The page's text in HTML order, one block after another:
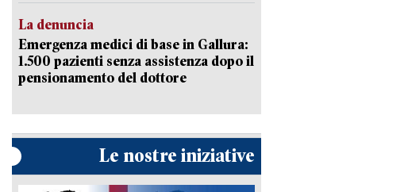
La denuncia
Emergenza medici di base in Gallura:
1.500 pazienti senza assistenza dopo il
pensionamento del dottore
Le nostre iniziative